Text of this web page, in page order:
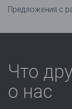
Предложения c
Что
о нас